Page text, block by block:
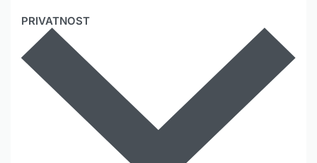
PRIVATNOST